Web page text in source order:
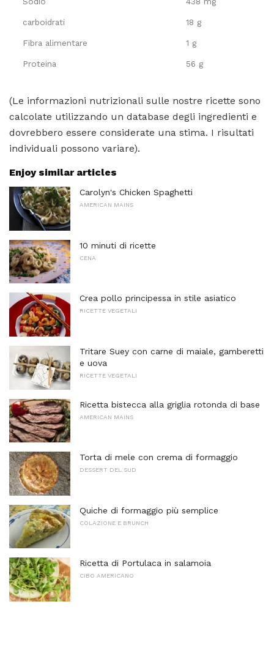
carboidrati 18 g
Fibra alimentare 1 g
Proteina 56 g
(Le informazioni nutrizionali sulle nostre ricette sono
calcolate utilizzando un database degli ingredienti e
dovrebbero essere considerate una stima. I risultati
individuali possono variare).
Enjoy similar articles
Carolyn's Chicken Spaghetti
AMERICAN MAINS
10 minuti di ricette
CENA
Crea pollo principessa in stile asiatico
RICETTE VEGETALI
Tritare Suey con carne di maiale, gamberetti
e uova
RICETTE VEGETALI
Ricetta bistecca alla griglia rotonda di base
AMERICAN MAINS
Torta di mele con crema di formaggio
DESSERT DEL SUD
Quiche di formaggio più semplice
COLAZIONE E BRUNCH
Ricetta di Portulaca in salamoia
CIBO AMERICANO